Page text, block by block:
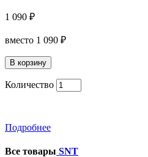
1 090 ₽
вместо 1 090 ₽
Количество
Подробнее
Все товары SNT